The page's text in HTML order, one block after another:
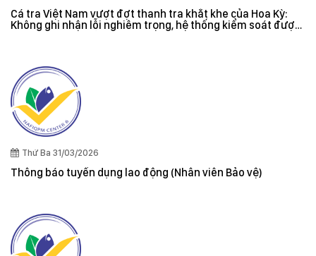
Cá tra Việt Nam vượt đợt thanh tra khắt khe của Hoa Kỳ:
Không ghi nhận lỗi nghiêm trọng, hệ thống kiểm soát được
Thứ Ba 31/03/2026
Thông báo tuyển dụng lao động (Nhân viên Bảo vệ)